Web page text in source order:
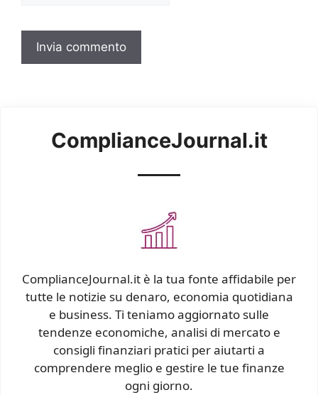
ComplianceJournal.it
ComplianceJournal.it è la tua fonte affidabile per
tutte le notizie su denaro, economia quotidiana
e business. Ti teniamo aggiornato sulle
tendenze economiche, analisi di mercato e
consigli finanziari pratici per aiutarti a
comprendere meglio e gestire le tue finanze
ogni giorno.